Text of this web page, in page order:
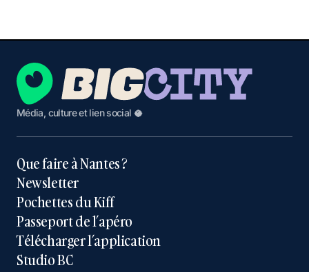
Média, culture et lien social 🥥
Que faire à Nantes ?
Newsletter
Pochettes du Kiff
Passeport de l’apéro
Télécharger l’application
Studio BC